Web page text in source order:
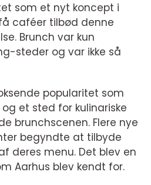
som et nyt koncept i
caféer tilbød denne
Brunch var kun
steder og var ikke så
popularitet som
et sted for kulinariske
brunchscenen. Flere nye
begyndte at tilbyde
deres menu. Det blev en
Aarhus blev kendt for.